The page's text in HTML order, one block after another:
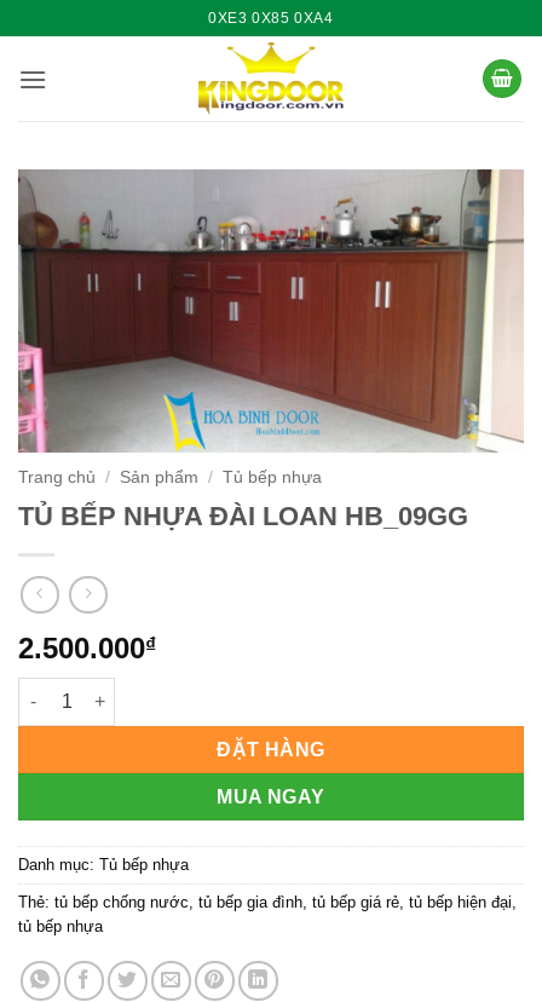
nội
0XE3 0X85 0XA4
Trang chủ / Sản phẩm / Tủ bếp nhựa
TỦ BẾP NHỰA ĐÀI LOAN HB_09GG
2.500.000₫
TỦ BẾP NHỰA ĐÀI LOAN HB_09GG số lượng
ĐẶT HÀNG
MUA NGAY
Danh mục: Tủ bếp nhựa
Thẻ: tủ bếp chống nước tủ bếp gia đình tủ bếp giá rẻ tủ bếp hiện đại
tủ bếp nhựa